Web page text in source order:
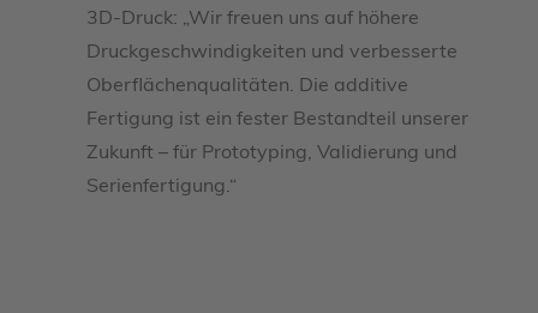
3D-Druck: „Wir freuen uns auf höhere
Druckgeschwindigkeiten und verbesserte
Oberflächenqualitäten. Die additive
Fertigung ist ein fester Bestandteil unserer
Zukunft – für Prototyping, Validierung und
Serienfertigung.“